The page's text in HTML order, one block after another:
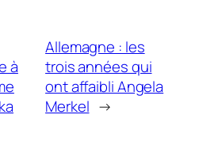
à
Allemagne : les
trois années qui
ont affaibli Angela
Merkel →